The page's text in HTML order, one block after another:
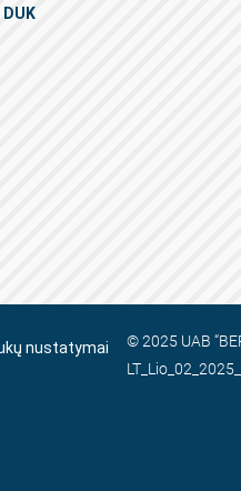
DUK
nustatymai
© 2025 UAB